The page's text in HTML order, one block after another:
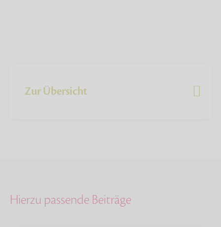
Zur Übersicht
Hierzu passende Beiträge